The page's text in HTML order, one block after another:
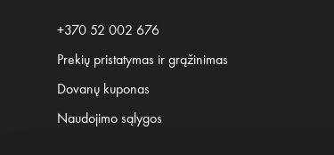
+370 52 002 676
Prekių pristatymas ir grąžinimas
Dovanų kuponas
Naudojimo sąlygos